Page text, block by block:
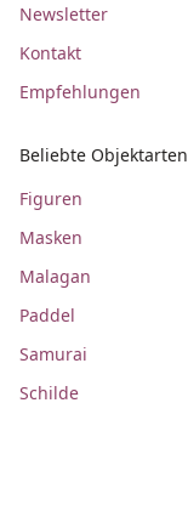
Newsletter
Kontakt
Empfehlungen
Beliebte Objektarten
Figuren
Masken
Malagan
Paddel
Samurai
Schilde